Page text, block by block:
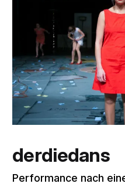
derdiedans
Performance nach